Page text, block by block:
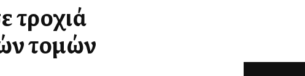
τροχιά
τομών